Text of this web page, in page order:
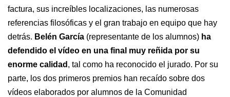
factura, sus increíbles localizaciones, las numerosas
referencias filosóficas y el gran trabajo en equipo que hay
detrás. Belén García (representante de los alumnos) ha
defendido el vídeo en una final muy reñida por su
enorme calidad , tal como ha reconocido el jurado. Por su
parte, los dos primeros premios han recaído sobre dos
vídeos elaborados por alumnos de la Comunidad